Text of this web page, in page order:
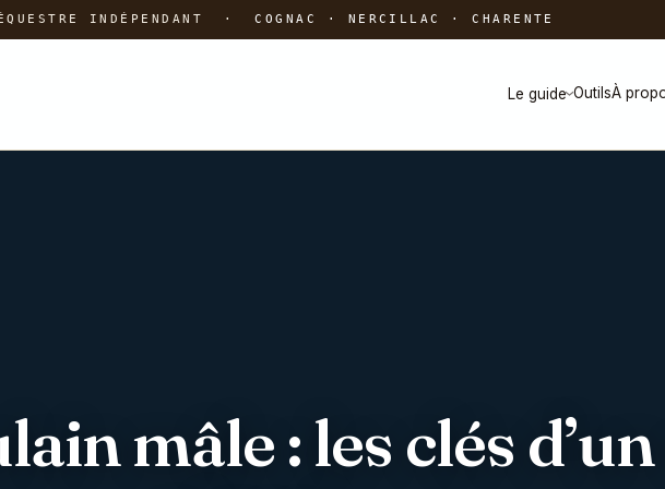
INDÉPENDANT ·COGNAC · NERCILLAC · CHARENTE
Le guide›OutilsÀ
mâle : les clés